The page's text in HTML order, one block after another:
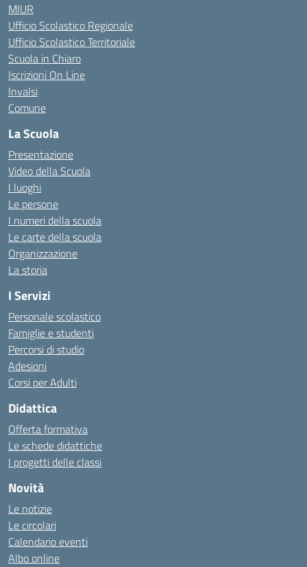
MIUR
Ufficio Scolastico Regionale
Ufficio Scolastico Territoriale
Scuola in Chiaro
Iscrizioni On Line
Invalsi
Comune
La Scuola
Presentazione
Video della Scuola
I luoghi
Le persone
I numeri della scuola
Le carte della scuola
Organizzazione
La storia
I Servizi
Personale scolastico
Famiglie e studenti
Percorsi di studio
Adesioni
Corsi per Adulti
Didattica
Offerta formativa
Le schede didattiche
I progetti delle classi
Novità
Le notizie
Le circolari
Calendario eventi
Albo online